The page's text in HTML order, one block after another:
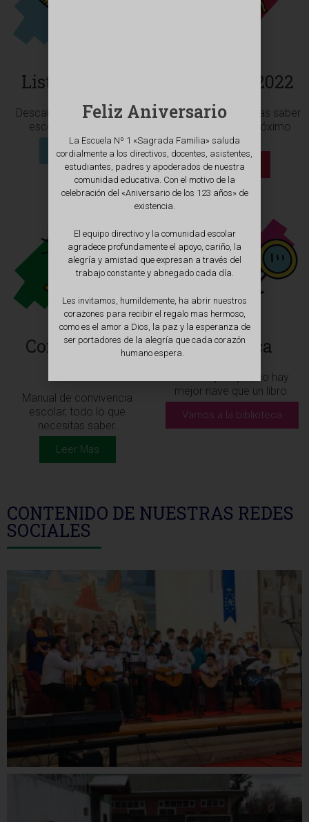
Lista de útiles
Descarge la lista de útiles
escolares su curso!.
Leer Mas
Admisión 2022
Todo lo que necesitas saber
para postular el próximo
año.
Leer Mas
Convivencia
Manual de convivencia
escolar, todo lo que
necesitas saber.
Leer Mas
Biblioteca
Para viajar lejos, no hay
mejor nave que un libro.
Vamos a la biblioteca
CONTENIDO DE NUESTRAS REDES
SOCIALES
Feliz Aniversario
La Escuela Nº 1 «Sagrada Familia» saluda
cordialmente a los directivos, docentes, asistentes,
estudiantes, padres y apoderados de nuestra
comunidad educativa. Con el motivo de la
celebración del «Aniversario de los 123 años» de
existencia.
El equipo directivo y la comunidad escolar
agradece profundamente el apoyo, cariño, la
alegría y amistad que expresan a través del
trabajo constante y abnegado cada día.
Les invitamos, humildemente, ha abrir nuestros
corazones para recibir el regalo mas hermoso,
como es el amor a Dios, la paz y la esperanza de
ser portadores de la alegría que cada corazón
humano espera.